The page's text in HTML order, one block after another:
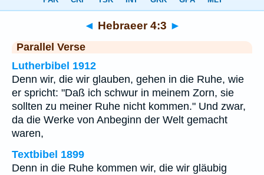
◄ Hebraeer 4:3 ►
Parallel Verse
Lutherbibel 1912
Denn wir, die wir glauben, gehen in die Ruhe, wie
er spricht: "Daß ich schwur in meinem Zorn, sie
sollten zu meiner Ruhe nicht kommen." Und zwar,
da die Werke von Anbeginn der Welt gemacht
waren,
Textbibel 1899
Denn in die Ruhe kommen wir, die wir gläubig